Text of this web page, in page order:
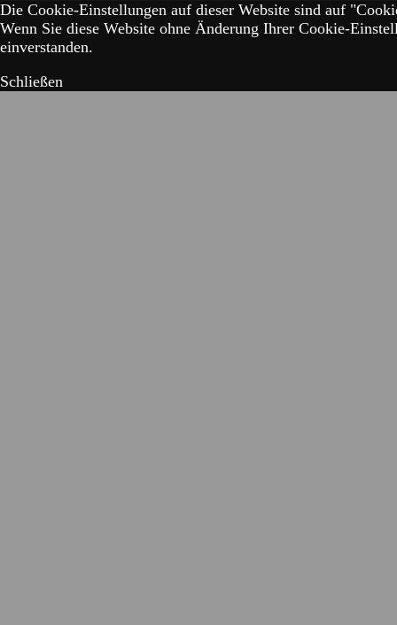
Die Cookie-Einstellungen auf dieser Website sind auf
Wenn Sie diese Website ohne Änderung Ihrer Cookie-
einverstanden.
Schließen